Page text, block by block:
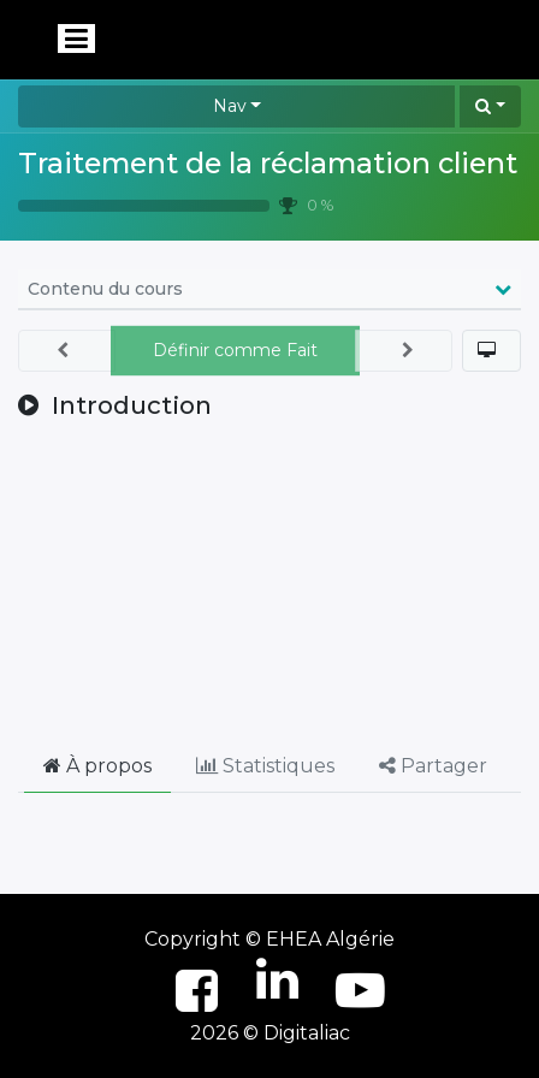
Nav
Traitement de la réclamation client
0 %
Contenu du cours
Introduction
Définir comme Fait
À propos Statistiques Partager
Copyright © EHEA Algérie
2026 © Digitaliac